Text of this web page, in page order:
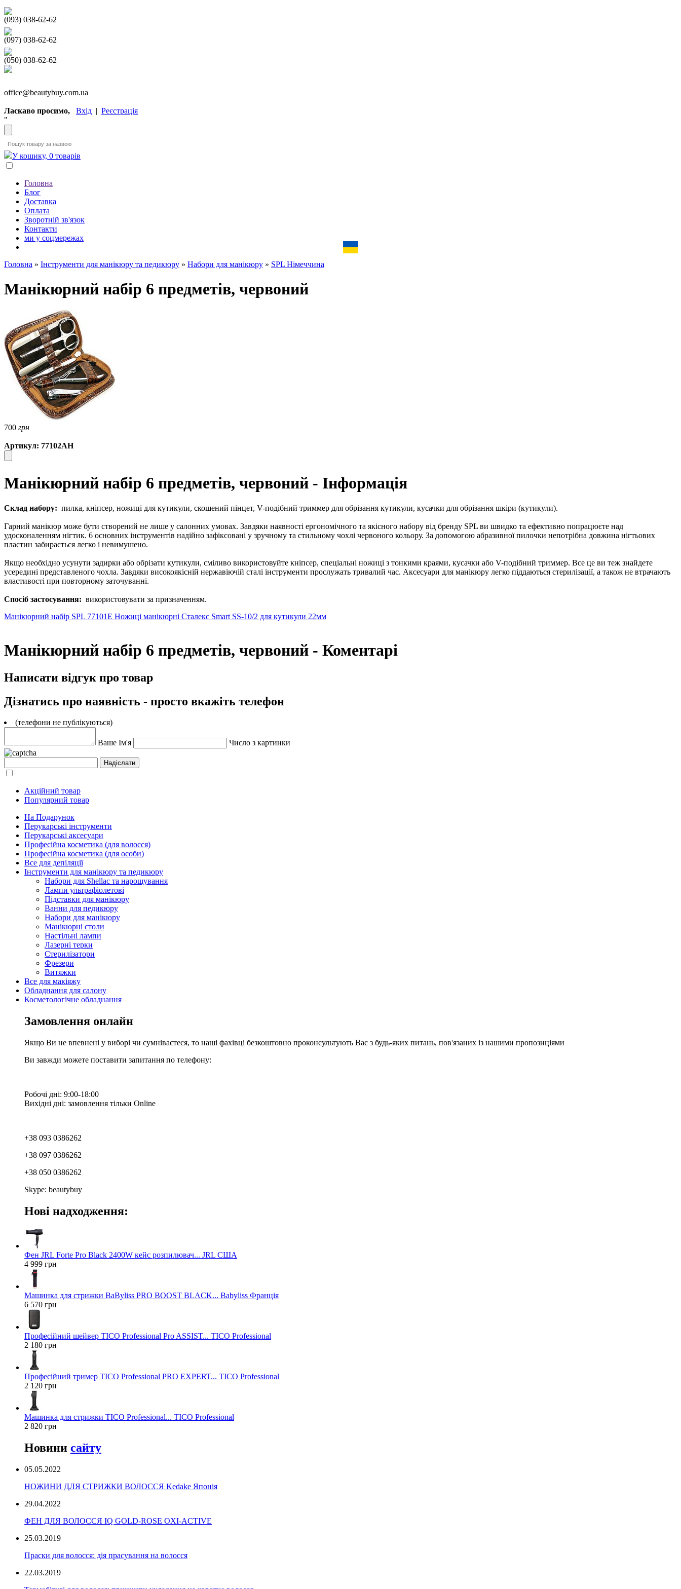
(093) 038-62-62
(097) 038-62-62
(050) 038-62-62
office@beautybuy.com.ua
Ласкаво просимо, Вхід | Реєстрація
"
У кошику, 0 товарів
Головна
Блог
Доставка
Оплата
Зворотній зв'язок
Контакти
ми у соцмережах
Головна » Інструменти для манікюру та педикюру » Набори для манікюру » SPL Німеччина
Манікюрний набір 6 предметів, червоний
700 грн
Артикул: 77102AH
Манікюрний набір 6 предметів, червоний - Інформація
Склад набору: пилка, кніпсер, ножиці для кутикули, скошений пінцет, V-подібний триммер для обрізання кутикули, кусачки для обрізання шкіри (кутикули).
Гарний манікюр може бути створений не лише у салонних умовах. Завдяки наявності ергономічного та якісного набору від бренду SPL ви швидко та ефективно попрацюєте над
удосконаленням нігтик. 6 основних інструментів надійно зафіксовані у зручному та стильному чохлі червоного кольору. За допомогою абразивної пилочки непотрібна довжина нігтьових
пластин забирається легко і невимушено.
Якщо необхідно усунути задирки або обрізати кутикули, сміливо використовуйте кніпсер, спеціальні ножиці з тонкими краями, кусачки або V-подібний триммер. Все це ви теж знайдете
усередині представленого чохла. Завдяки високоякісній нержавіючій сталі інструменти прослужать тривалий час. Аксесуари для манікюру легко піддаються стерилізації, а також не втрачають
властивості при повторному заточуванні.
Спосіб застосування: використовувати за призначенням.
Манікюрний набір SPL 77101E Ножиці манікюрні Сталекс Smart SS-10/2 для кутикули 22мм
Манікюрний набір 6 предметів, червоний - Коментарі
Написати відгук про товар
Дізнатись про наявність - просто вкажіть телефон
(телефони не публікуються)
Ваше Ім'я Число з картинки
Акційний товар
Популярний товар
На Подарунок
Перукарські інструменти
Перукарські аксесуари
Професійна косметика (для волосся)
Професійна косметика (для особи)
Все для депіляції
Інструменти для манікюру та педикюру
Набори для Shellac та нарощування
Лампи ультрафіолетові
Підставки для манікюру
Ванни для педикюру
Набори для манікюру
Манікюрні столи
Настільні лампи
Лазерні терки
Стерилізатори
Фрезери
Витяжки
Все для макіяжу
Обладнання для салону
Косметологічне обладнання
Замовлення онлайн
Якщо Ви не впевнені у виборі чи сумніваєтеся, то наші фахівці безкоштовно проконсультують Вас з будь-яких питань, пов'язаних із нашими пропозиціями
Ви завжди можете поставити запитання по телефону:
Робочі дні: 9:00-18:00
Вихідні дні: замовлення тільки Online
+38 093 0386262
+38 097 0386262
+38 050 0386262
Skype: beautybuy
Нові надходження:
Фен JRL Forte Pro Black 2400W кейс розпилювач... JRL США
4 999 грн
Машинка для стрижки BaByliss PRO BOOST BLACK... Babyliss Франція
6 570 грн
Професійний шейвер TICO Professional Pro ASSIST... TICO Professional
2 180 грн
Професійний тример TICO Professional PRO EXPERT... TICO Professional
2 120 грн
Машинка для стрижки TICO Professional... TICO Professional
2 820 грн
Новини сайту
05.05.2022
НОЖИНИ ДЛЯ СТРИЖКИ ВОЛОССЯ Kedake Японія
29.04.2022
ФЕН ДЛЯ ВОЛОССЯ IQ GOLD-ROSE OXI-ACTIVE
25.03.2019
Праски для волосся: дія прасування на волосся
22.03.2019